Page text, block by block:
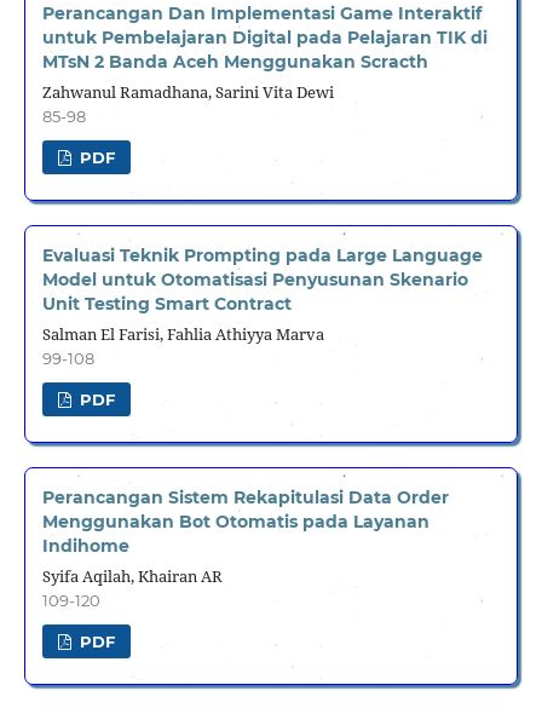
Perancangan Dan Implementasi Game Interaktif
untuk Pembelajaran Digital pada Pelajaran TIK di
MTsN 2 Banda Aceh Menggunakan Scracth
Zahwanul Ramadhana, Sarini Vita Dewi
85-98
PDF
Evaluasi Teknik Prompting pada Large Language
Model untuk Otomatisasi Penyusunan Skenario
Unit Testing Smart Contract
Salman El Farisi, Fahlia Athiyya Marva
99-108
PDF
Perancangan Sistem Rekapitulasi Data Order
Menggunakan Bot Otomatis pada Layanan
Indihome
Syifa Aqilah, Khairan AR
109-120
PDF